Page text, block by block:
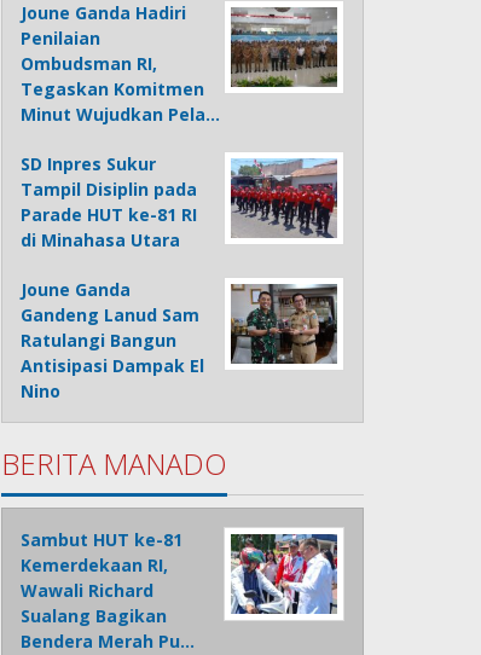
Joune Ganda Hadiri
Penilaian
Ombudsman RI,
Tegaskan Komitmen
Minut Wujudkan Pela…
SD Inpres Sukur
Tampil Disiplin pada
Parade HUT ke-81 RI
di Minahasa Utara
Joune Ganda
Gandeng Lanud Sam
Ratulangi Bangun
Antisipasi Dampak El
Nino
BERITA MANADO
Sambut HUT ke-81
Kemerdekaan RI,
Wawali Richard
Sualang Bagikan
Bendera Merah Pu…